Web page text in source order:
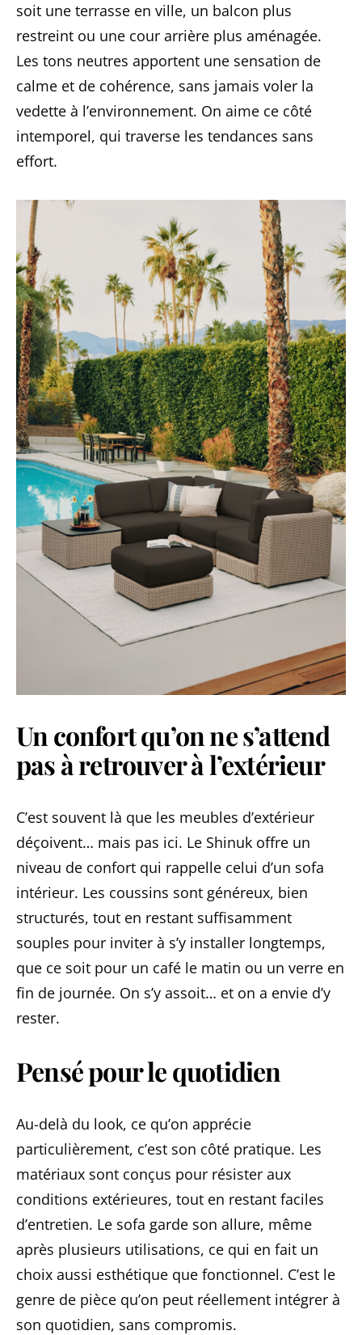
soit une terrasse en ville, un balcon plus
restreint ou une cour arrière plus aménagée.
Les tons neutres apportent une sensation de
calme et de cohérence, sans jamais voler la
vedette à l’environnement. On aime ce côté
intemporel, qui traverse les tendances sans
effort.
Un confort qu’on ne s’attend
pas à retrouver à l’extérieur
C’est souvent là que les meubles d’extérieur
déçoivent… mais pas ici. Le Shinuk offre un
niveau de confort qui rappelle celui d’un sofa
intérieur. Les coussins sont généreux, bien
structurés, tout en restant suffisamment
souples pour inviter à s’y installer longtemps,
que ce soit pour un café le matin ou un verre en
fin de journée. On s’y assoit… et on a envie d’y
rester.
Pensé pour le quotidien
Au-delà du look, ce qu’on apprécie
particulièrement, c’est son côté pratique. Les
matériaux sont conçus pour résister aux
conditions extérieures, tout en restant faciles
d’entretien. Le sofa garde son allure, même
après plusieurs utilisations, ce qui en fait un
choix aussi esthétique que fonctionnel. C’est le
genre de pièce qu’on peut réellement intégrer à
son quotidien, sans compromis.